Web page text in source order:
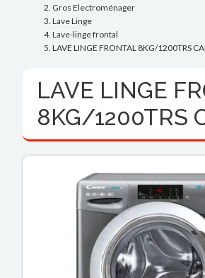
Gros Electroménager
Lave Linge
Lave-linge frontal
LAVE LINGE FRONTAL 8KG/1200TRS
LAVE LINGE
8KG/1200TRS